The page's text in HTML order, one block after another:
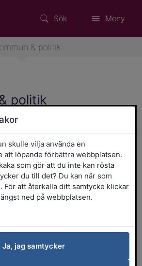
Sök Meny
& politik
politik
taxor, reglementen,
styrdokument och
vigsel
skulle vilja använda en
att löpande förbättra webbplatsen.
som gör att du inte kan rösta
du till det? Du kan när som
För att återkalla ditt samtycke klickar
ned på webbplatsen.
Ja, jag samtycker